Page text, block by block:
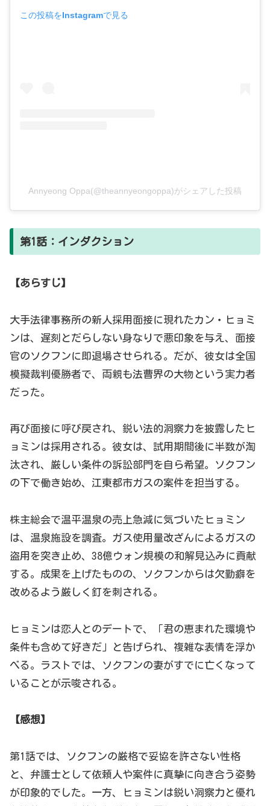
この投稿をInstagramで見る
Annyeong Oppa(@theannyeongoppa)がシェアした投稿
第1話：インダクション
【あらすじ】
大手法律事務所の新人採用面接に現れたカン・ヒョミ
ンは、遅刻とだらしない身なりで悪印象を与え、面接
官のソクフンに即退場させられる。だが、彼女は全国
模擬裁判優勝者で、両親も法曹界の大物という実力者
だった。
再び面接に呼び戻され、鋭い法的洞察力を披露したヒ
ョミンは採用される。彼女は、試用期間後に半数が淘
汰され、厳しい条件の訴訟部門を自ら希望。ソクフン
の下で働き始め、江東都市ガスの案件を担当する。
株主総会で温平温泉の売上急減に気づいたヒョミン
は、温泉施設を調査。ガス使用量改ざんによるガスの
盗用を突き止め、38億ウォン規模の和解見込みに貢献
する。成果を上げたものの、ソクフンからは欠勤癖を
改めるよう厳しく釘を刺される。
ヒョミンは恋人とのデートで、「君の恵まれた環境や
条件も含めて好きだ」と告げられ、複雑な表情を浮か
べる。ラストでは、ソクフンの妻がすでに亡くなって
いることが示唆される。
【感想】
第1話では、ソクフンの厳格で妥協を許さない性格
と、弁護士として依頼人や案件に真摯に向き合う姿勢
が印象的でした。一方、ヒョミンは鋭い洞察力と優れ